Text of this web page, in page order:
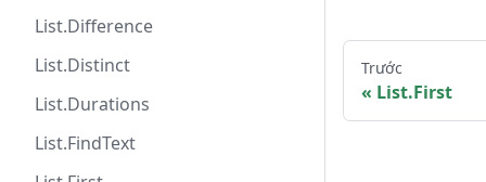
List.Difference
List.Distinct
List.Durations
List.FindText
Trước
List.First